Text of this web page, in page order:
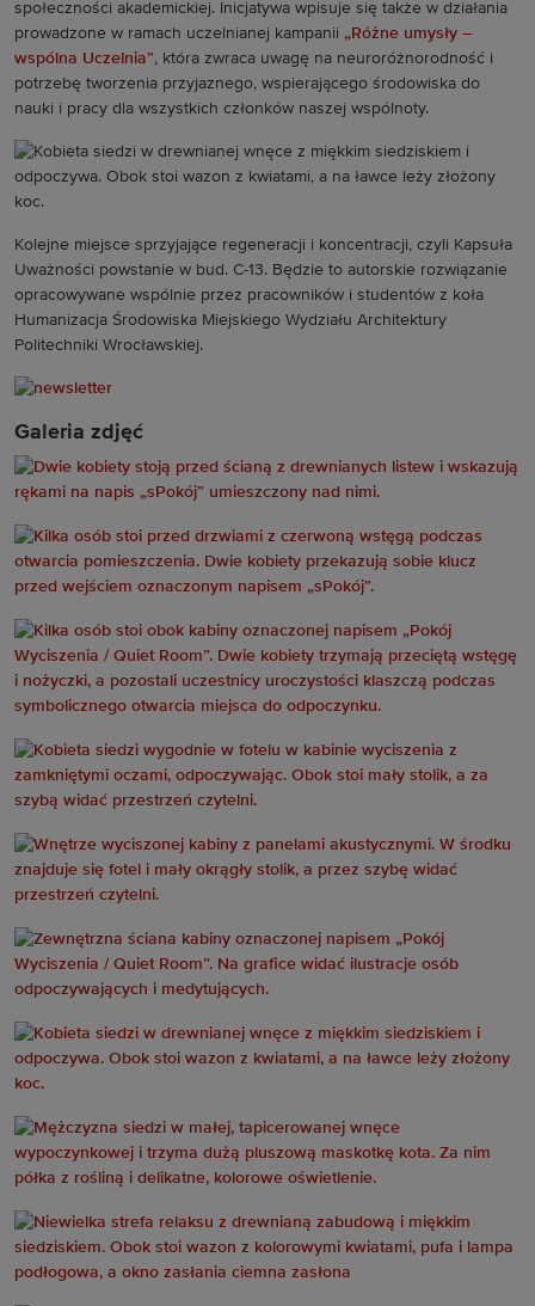
społeczności akademickiej. Inicjatywa wpisuje się także w działania
prowadzone w ramach uczelnianej kampanii „Różne umysły –
wspólna Uczelnia”, która zwraca uwagę na neuroróżnorodność i
potrzebę tworzenia przyjaznego, wspierającego środowiska do
nauki i pracy dla wszystkich członków naszej wspólnoty.
Kolejne miejsce sprzyjające regeneracji i koncentracji, czyli Kapsuła
Uważności powstanie w bud. C-13. Będzie to autorskie rozwiązanie
opracowywane wspólnie przez pracowników i studentów z koła
Humanizacja Środowiska Miejskiego Wydziału Architektury
Politechniki Wrocławskiej.
Galeria zdjęć